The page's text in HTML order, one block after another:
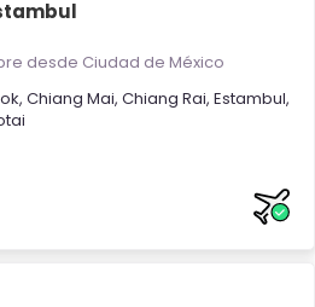
desde Ciudad de México
, Chiang Mai, Chiang Rai, Estambul,